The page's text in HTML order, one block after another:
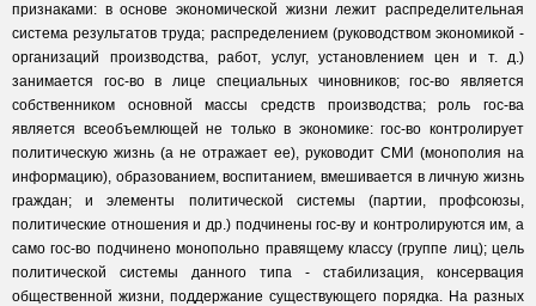
признаками: в основе экономической жизни лежит распределительная
система результатов труда; распределением (руководством экономикой -
организаций производства, работ, услуг, установлением цен и т. д.)
занимается гос-во в лице специальных чиновников; гос-во является
собственником основной массы средств производства; роль гос-ва
является всеобъемлющей не только в экономике: гос-во контролирует
политическую жизнь (а не отражает ее), руководит СМИ (монополия на
информацию), образованием, воспитанием, вмешивается в личную жизнь
граждан; и элементы политической системы (партии, профсоюзы,
политические отношения и др.) подчинены гос-ву и контролируются им, а
само гос-во подчинено монопольно правящему классу (группе лиц); цель
политической системы данного типа - стабилизация, консервация
общественной жизни, поддержание существующего порядка. На разных